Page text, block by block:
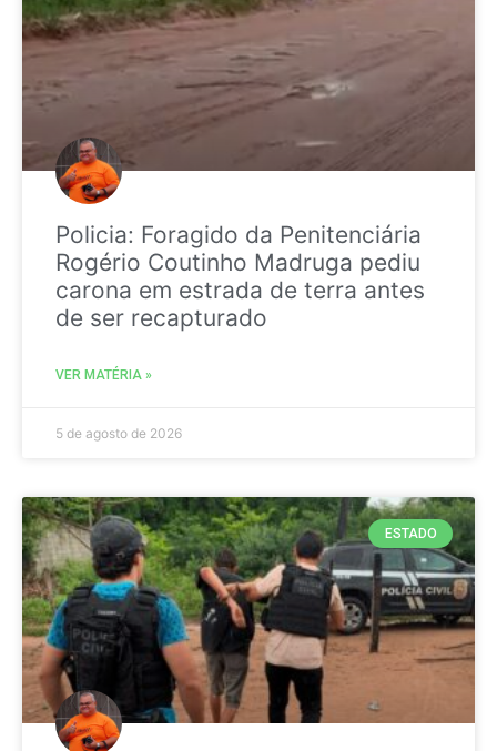
Policia: Foragido da Penitenciária
Rogério Coutinho Madruga pediu
carona em estrada de terra antes
de ser recapturado
VER MATÉRIA »
5 de agosto de 2026
ESTADO